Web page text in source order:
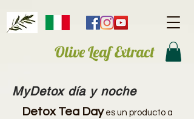
Olive Leaf Extract
MyDetox día y noche
Detox Tea Dayes un producto a